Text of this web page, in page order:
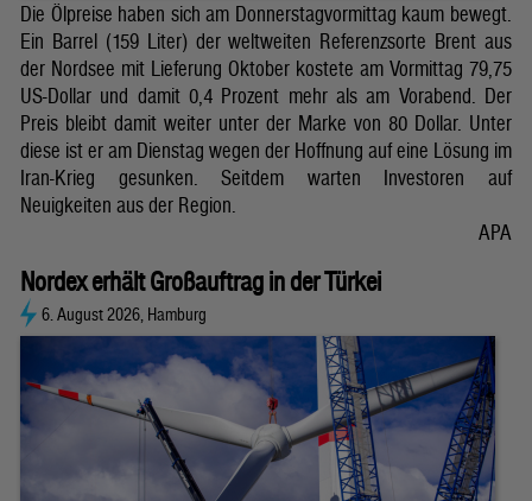
Die Ölpreise haben sich am Donnerstagvormittag kaum bewegt.
Ein Barrel (159 Liter) der weltweiten Referenzsorte Brent aus
der Nordsee mit Lieferung Oktober kostete am Vormittag 79,75
US-Dollar und damit 0,4 Prozent mehr als am Vorabend. Der
Preis bleibt damit weiter unter der Marke von 80 Dollar. Unter
diese ist er am Dienstag wegen der Hoffnung auf eine Lösung im
Iran-Krieg gesunken. Seitdem warten Investoren auf
Neuigkeiten aus der Region.
APA
Nordex erhält Großauftrag in der Türkei
6. August 2026, Hamburg